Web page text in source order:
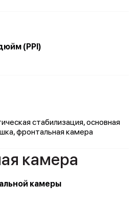
(PPI)
стабилизация, основная
фронтальная камера
камера
камеры